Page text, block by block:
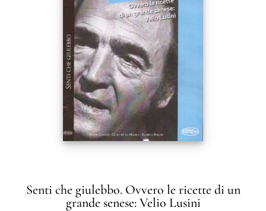
Senti che giulebbo. Ovvero le ricette di un
grande senese: Velio Lusini